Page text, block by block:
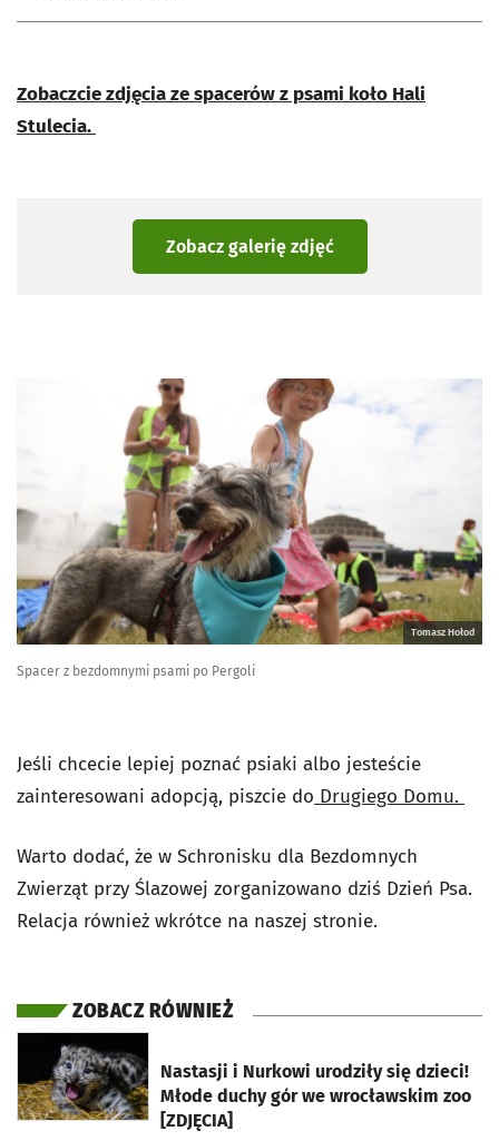
Zobaczcie zdjęcia ze spacerów z psami koło Hali
Stulecia.
Zobacz galerię zdjęć
Tomasz Hołod
Spacer z bezdomnymi psami po Pergoli
Jeśli chcecie lepiej poznać psiaki albo jesteście
zainteresowani adopcją, piszcie do Drugiego Domu.
Warto dodać, że w Schronisku dla Bezdomnych
Zwierząt przy Ślazowej zorganizowano dziś Dzień Psa.
Relacja również wkrótce na naszej stronie.
ZOBACZ RÓWNIEŻ
Nastasji i Nurkowi urodziły się dzieci!
Młode duchy gór we wrocławskim zoo
[ZDJĘCIA]
otworzy się w nowej karcie